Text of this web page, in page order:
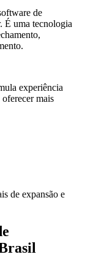
de
É uma tecnologia
experiência
oferecer mais
de expansão e